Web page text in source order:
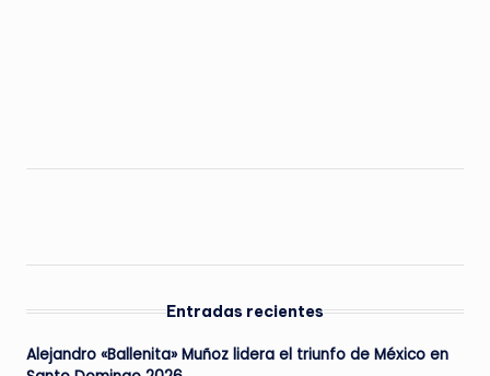
Entradas recientes
Alejandro «Ballenita» Muñoz lidera el triunfo de México en